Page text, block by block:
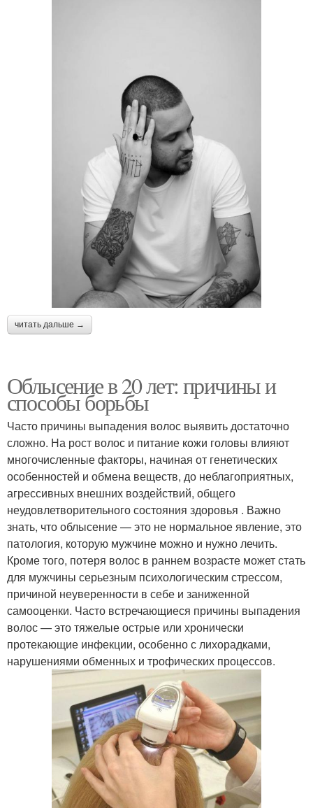
читать дальше →
Облысение в 20 лет: причины и
способы борьбы
Часто причины выпадения волос выявить достаточно
сложно. На рост волос и питание кожи головы влияют
многочисленные факторы, начиная от генетических
особенностей и обмена веществ, до неблагоприятных,
агрессивных внешних воздействий, общего
неудовлетворительного состояния здоровья . Важно
знать, что облысение — это не нормальное явление, это
патология, которую мужчине можно и нужно лечить.
Кроме того, потеря волос в раннем возрасте может стать
для мужчины серьезным психологическим стрессом,
причиной неуверенности в себе и заниженной
самооценки. Часто встречающиеся причины выпадения
волос — это тяжелые острые или хронически
протекающие инфекции, особенно с лихорадками,
нарушениями обменных и трофических процессов.